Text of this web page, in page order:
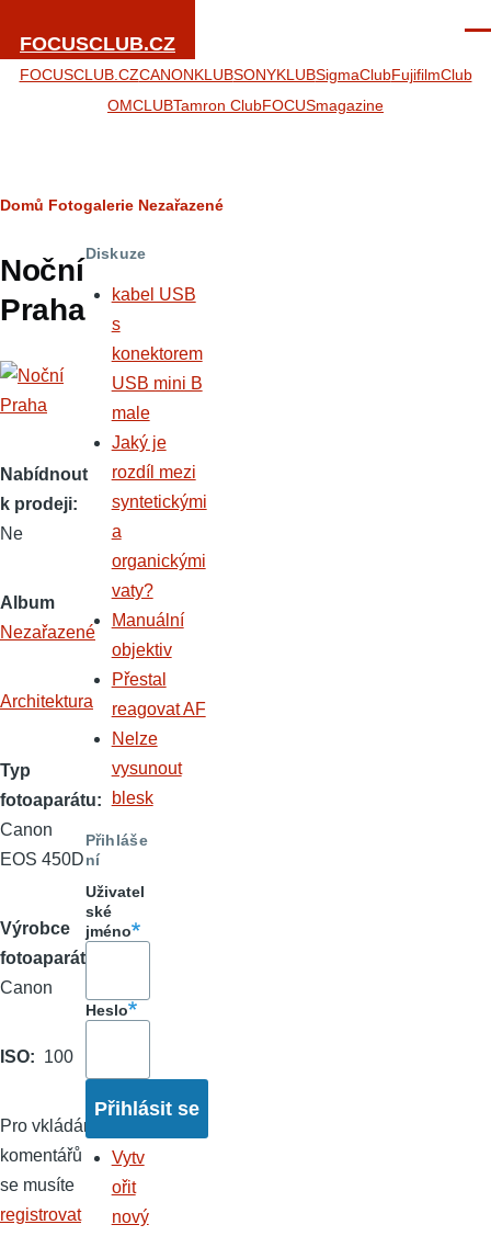
FOCUSCLUB.CZ
FOCUSCLUB.CZCANONKLUBSONYKLUBSigmaClubFujifilmClub
OMCLUBTamron ClubFOCUSmagazine
Drobečková
navigace
Domů Fotogalerie Nezařazené
Noční
Praha
Nabídnout
k prodeji
Ne
Album
Nezařazené
Architektura
Typ
fotoaparátu
Canon
EOS 450D
Výrobce
fotoaparátu
Canon
ISO 100
Pro vkládání
komentářů
se musíte
registrovat
Diskuze
kabel USB
s
konektorem
USB mini B
male
Jaký je
rozdíl mezi
syntetickými
a
organickými
vaty?
Manuální
objektiv
Přestal
reagovat AF
Nelze
vysunout
blesk
Přihláše
ní
Uživatel
ské
jméno
Heslo
Vytv
ořit
nový